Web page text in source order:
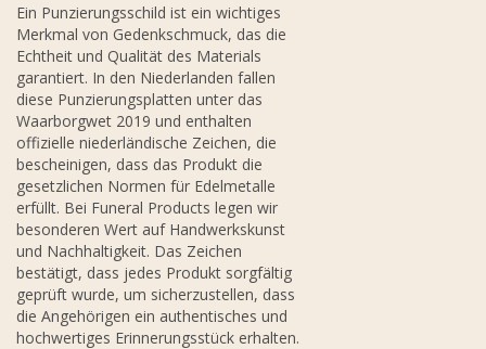
Ein Punzierungsschild ist ein wichtiges
Merkmal von Gedenkschmuck, das die
Echtheit und Qualität des Materials
garantiert. In den Niederlanden fallen
diese Punzierungsplatten unter das
Waarborgwet 2019 und enthalten
offizielle niederländische Zeichen, die
bescheinigen, dass das Produkt die
gesetzlichen Normen für Edelmetalle
erfüllt. Bei Funeral Products legen wir
besonderen Wert auf Handwerkskunst
und Nachhaltigkeit. Das Zeichen
bestätigt, dass jedes Produkt sorgfältig
geprüft wurde, um sicherzustellen, dass
die Angehörigen ein authentisches und
hochwertiges Erinnerungsstück erhalten.